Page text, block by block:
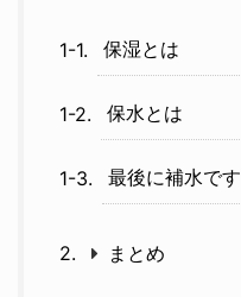
保湿とは
保水とは
最後に補水です
まとめ